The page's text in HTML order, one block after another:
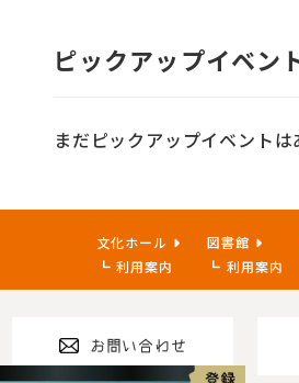
ピックアップイベン
まだピックアップイベントは
文化ホール
利用案内
図書館
利用案内
お問い合わせ